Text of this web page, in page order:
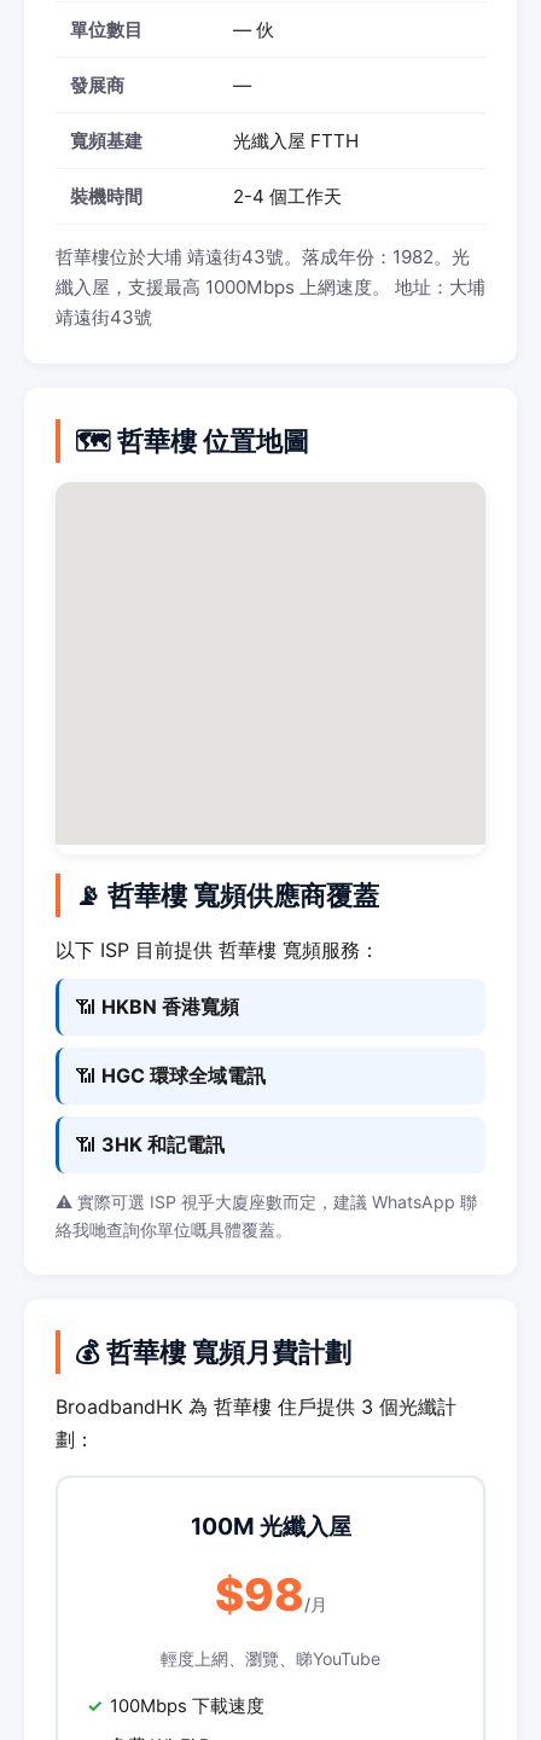
單位數目 — 伙
發展商 —
寬頻基建 光纖入屋 FTTH
裝機時間 2-4 個工作天
哲華樓位於大埔 靖遠街43號。落成年份：1982。光
纖入屋，支援最高 1000Mbps 上網速度。 地址：大埔
靖遠街43號
🗺️ 哲華樓 位置地圖
📡 哲華樓 寬頻供應商覆蓋
以下 ISP 目前提供 哲華樓 寬頻服務：
📶 HKBN 香港寬頻
📶 HGC 環球全域電訊
📶 3HK 和記電訊
⚠️ 實際可選 ISP 視乎大廈座數而定，建議 WhatsApp 聯
絡我哋查詢你單位嘅具體覆蓋。
💰 哲華樓 寬頻月費計劃
BroadbandHK 為 哲華樓 住戶提供 3 個光纖計
劃：
100M 光纖入屋
$98/月
輕度上網、瀏覽、睇YouTube
100Mbps 下載速度